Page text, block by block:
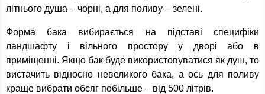
літнього душа – чорні, а для поливу – зелені.
Форма бака вибирається на підставі специфіки
ландшафту і вільного простору у дворі або в
приміщенні. Якщо бак буде використовуватися як душ, то
вистачить відносно невеликого бака, а ось для поливу
краще вибрати обсяг побільше – від 500 літрів.